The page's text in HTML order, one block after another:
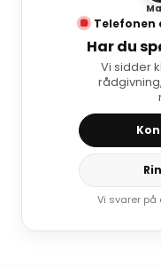
Telefonen
Har du
Vi sidder
Vi svarer på